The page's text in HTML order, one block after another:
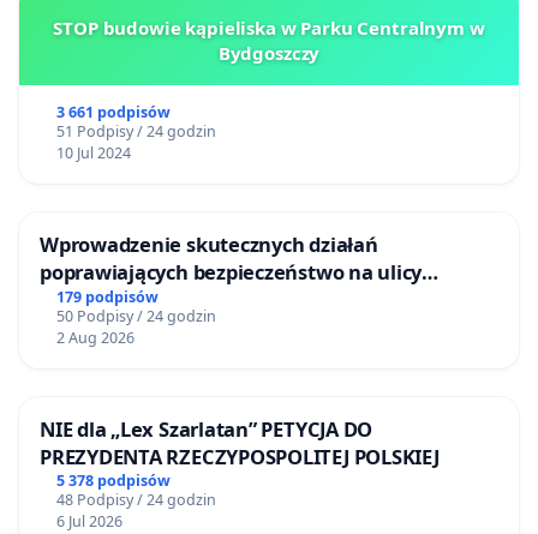
STOP budowie kąpieliska w Parku Centralnym w
Bydgoszczy
3 661 podpisów
51 Podpisy / 24 godzin
10 Jul 2024
Wprowadzenie skutecznych działań
poprawiających bezpieczeństwo na ulicy
Żeromskiego w Otwocku
179 podpisów
50 Podpisy / 24 godzin
2 Aug 2026
NIE dla „Lex Szarlatan” PETYCJA DO
PREZYDENTA RZECZYPOSPOLITEJ POLSKIEJ
5 378 podpisów
48 Podpisy / 24 godzin
6 Jul 2026